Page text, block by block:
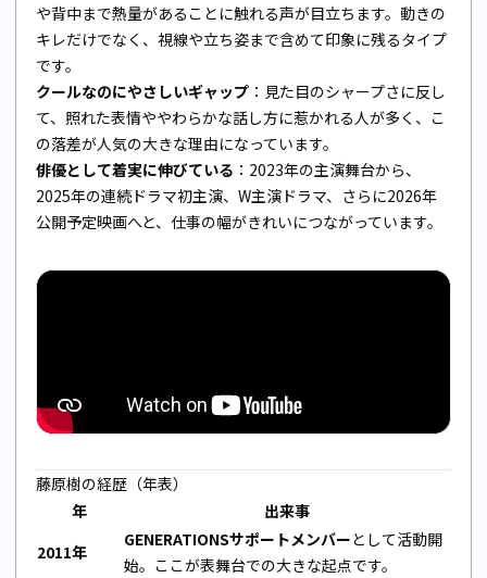
や背中まで熱量があることに触れる声が目立ちます。動きの
キレだけでなく、視線や立ち姿まで含めて印象に残るタイプ
です。
クールなのにやさしいギャップ ：見た目のシャープさに反し
て、照れた表情ややわらかな話し方に惹かれる人が多く、こ
の落差が人気の大きな理由になっています。
俳優として着実に伸びている ：2023年の主演舞台から、
2025年の連続ドラマ初主演、W主演ドラマ、さらに2026年
公開予定映画へと、仕事の幅がきれいにつながっています。
藤原樹の経歴（年表）
年
出来事
2011年
GENERATIONSサポートメンバーとして活動開
始。ここが表舞台での大きな起点です。